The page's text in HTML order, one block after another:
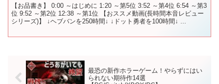
【お品書き】 0:00 ～はじめに 1:20 ～第5位 3:52 ～第4位 6:54 ～第3
位 9:52 ～第2位 12:38 ～第1位 【おススメ動画(長時間本音レビュー
シリーズ)】 ↓ヘブバンを250時間↓ ↓ドット勇者を100時間↓ ...
最恐の新作ホラーゲーム！やらずにはい
られない期待作14選